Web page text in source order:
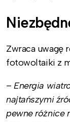
Zwraca uwagę
fotowoltaiki z
–Energia
najtańszymi
pewne różnice